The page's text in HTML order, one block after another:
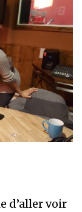
d’aller voir